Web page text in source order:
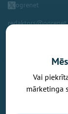
ogrenet
Vēlaties izteikt
problēma, ko
Jums aktuālu
Vai
mārketinga